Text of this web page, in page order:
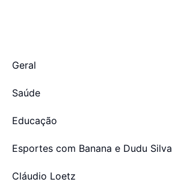
Geral
Saúde
Educação
Esportes com Banana e Dudu Silva
Cláudio Loetz